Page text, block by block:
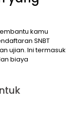
kamu
SNBT
ujian. Ini termasuk
biaya